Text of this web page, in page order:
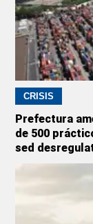
CRISIS
Prefectura
de 500
sed